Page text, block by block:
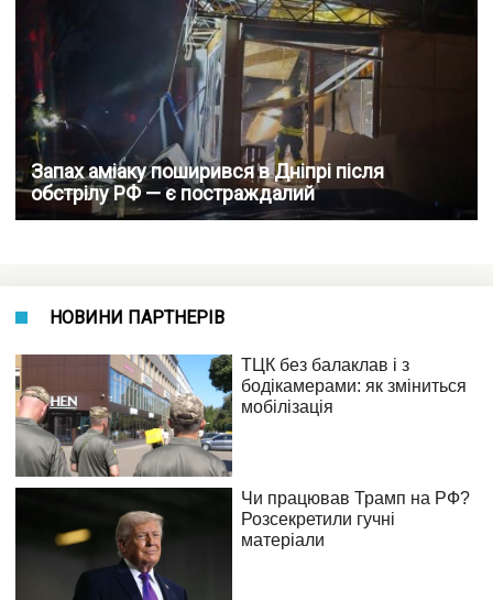
Запах аміаку поширився в Дніпрі після
обстрілу РФ — є постраждалий
НОВИНИ ПАРТНЕРІВ